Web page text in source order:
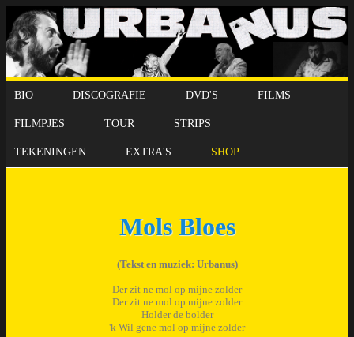
BIO DISCOGRAFIE DVD'S FILMS
FILMPJES TOUR STRIPS
TEKENINGEN EXTRA'S SHOP
Mols Bloes
(Tekst en muziek: Urbanus)
Der zit ne mol op mijne zolder
Der zit ne mol op mijne zolder
Holder de bolder
'k Wil gene mol op mijne zolder